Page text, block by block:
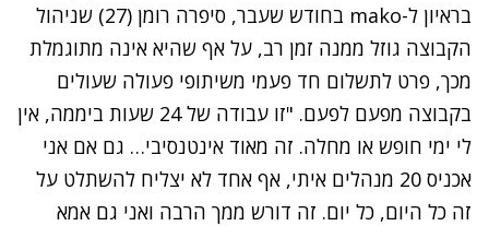
בראיון ל-mako בחודש שעבר,
סיפרה רומן (27) שניהול
הקבוצה גוזל ממנה זמן רב, על אף שהיא אינה מתוגמלת
מכך, פרט לתשלום חד פעמי משיתופי פעולה שעולים
בקבוצה מפעם לפעם. "זו עבודה של 24 שעות ביממה, אין
לי ימי חופש או מחלה. זה מאוד אינטנסיבי… גם אם אני
אכניס 20 מנהלים איתי, אף אחד לא יצליח להשתלט על
זה כל היום, כל יום. זה דורש ממך הרבה ואני גם אמא